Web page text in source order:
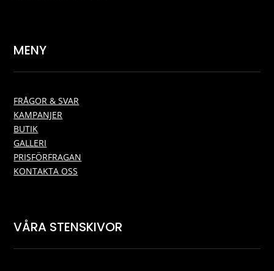
MENY
FRÅGOR & SVAR
KAMPANJER
BUTIK
GALLERI
PRISFÖRFRAGAN
KONTAKTA OSS
VÅRA STENSKIVOR